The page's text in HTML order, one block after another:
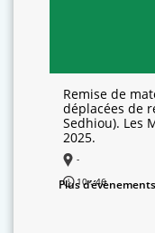
Remise de
déplacées de
Sedhiou). Les
2025.
-
10 : 46
Plus d’évènements